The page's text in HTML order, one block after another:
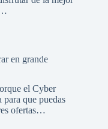
en grande
el Cyber
que puedas
ofertas…